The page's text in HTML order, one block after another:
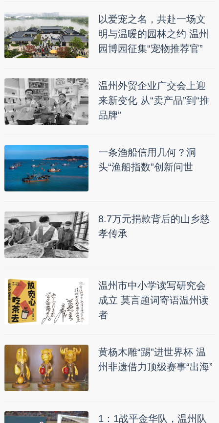
以爱宠之名，共赴一场文
明与温暖的园林之约 温州
园博园征集“宠物推荐官”
温州外贸企业广交会上迎
来新变化 从“卖产品”到“推
品牌”
一条渔船信用几何？洞
头“渔船指数”创新问世
8.7万元捐款背后的山乡慈
孝传承
温州市中小学读写研究会
成立 莫言题词寄语温州读
者
黄杨木雕“踢”进世界杯 温
州非遗借力顶级赛事“出海”
1：1战平金华队，温州队